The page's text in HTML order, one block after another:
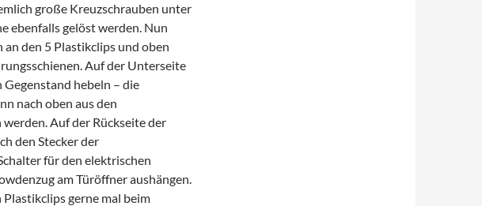
große Kreuzschrauben unter
ebenfalls gelöst werden. Nun
den 5 Plastikclips und oben
Auf der Unterseite
hebeln – die
nach oben aus den
Auf der Rückseite der
den Stecker der
für den elektrischen
am Türöffner aushängen.
gerne mal beim